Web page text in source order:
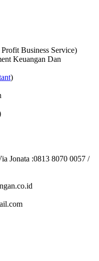
Business Service)
Keuangan Dan
)
Jonata :0813 8070 0057 /